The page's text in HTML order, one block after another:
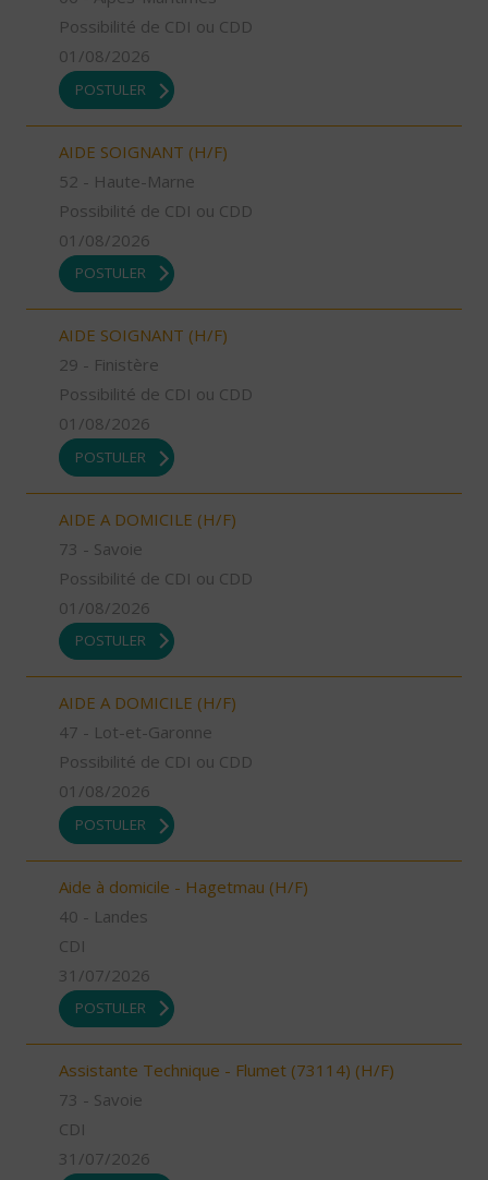
Possibilité de CDI ou CDD
01/08/2026
POSTULER
AIDE SOIGNANT (H/F)
52 - Haute-Marne
Possibilité de CDI ou CDD
01/08/2026
POSTULER
AIDE SOIGNANT (H/F)
29 - Finistère
Possibilité de CDI ou CDD
01/08/2026
POSTULER
AIDE A DOMICILE (H/F)
73 - Savoie
Possibilité de CDI ou CDD
01/08/2026
POSTULER
AIDE A DOMICILE (H/F)
47 - Lot-et-Garonne
Possibilité de CDI ou CDD
01/08/2026
POSTULER
Aide à domicile - Hagetmau (H/F)
40 - Landes
CDI
31/07/2026
POSTULER
Assistante Technique - Flumet (73114) (H/F)
73 - Savoie
CDI
31/07/2026